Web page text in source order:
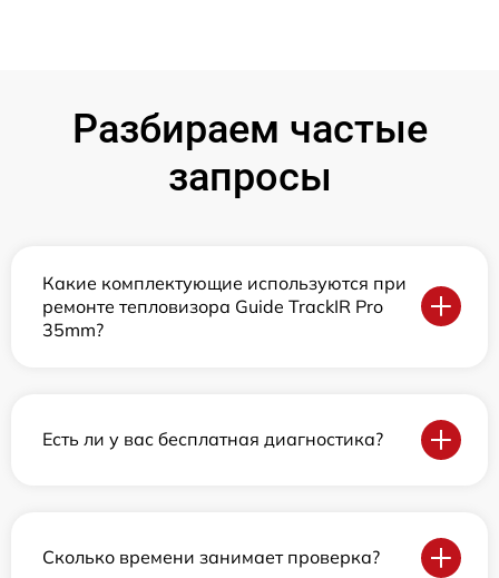
Разбираем частые
запросы
Какие комплектующие используются при
ремонте тепловизора Guide TrackIR Pro
35mm?
Есть ли у вас бесплатная диагностика?
Сколько времени занимает проверка?